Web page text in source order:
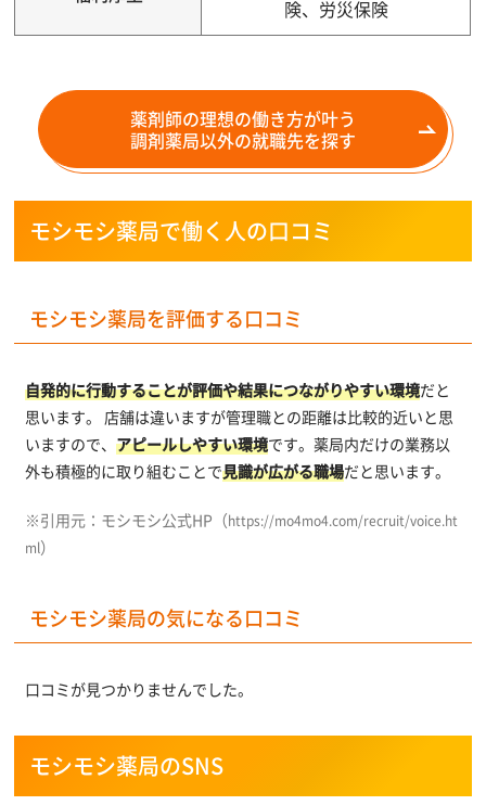
険、労災保険
薬剤師の理想の働き方が叶う
調剤薬局以外の就職先を探す
モシモシ薬局で働く人の口コミ
モシモシ薬局を評価する口コミ
自発的に行動することが評価や結果につながりやすい環境だと
思います。 店舗は違いますが管理職との距離は比較的近いと思
いますので、アピールしやすい環境です。薬局内だけの業務以
外も積極的に取り組むことで見識が広がる職場だと思います。
※引用元：モシモシ公式HP（https://mo4mo4.com/recruit/voice.ht
ml）
モシモシ薬局の気になる口コミ
口コミが見つかりませんでした。
モシモシ薬局のSNS